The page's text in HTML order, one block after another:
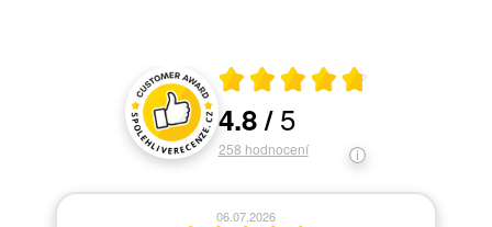
Hodnocení a recenze zákazníků
Průměrné hodnocení 4.8 z 5
4.8/5
258 hodnocení
06.07.2026